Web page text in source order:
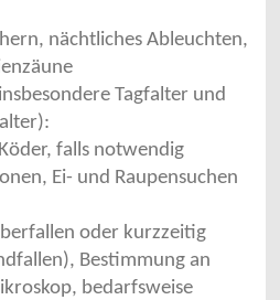
nächtliches Ableuchten,
Tagfalter und
falls notwendig
Ei- und Raupensuchen
oder kurzzeitig
Bestimmung an
bedarfsweise